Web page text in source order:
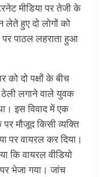
मीडिया पर तेजी के
हुए दो लोगों को
पाठल लहराता हुआ
दो पक्षों के बीच
ठेली लगाने वाले युवक
इस विवाद में एक
मौजूद किसी व्यक्ति
पर वायरल कर दिया।
कि वायरल वीडियो
भेजा गया। जांच